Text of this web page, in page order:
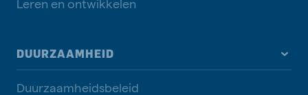
Leren en ontwikkelen
DUURZAAMHEID
Duurzaamheidsbeleid